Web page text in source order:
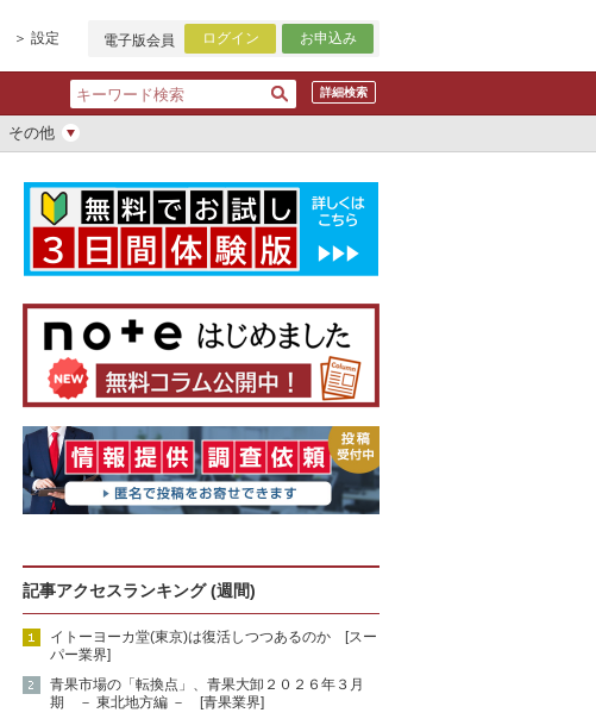
設定 電子版会員 ログイン お申込み
詳細検索
その他
記事アクセスランキング (週間)
イトーヨーカ堂(東京)は復活しつつあるのか [スー
パー業界]
青果市場の「転換点」、青果大卸２０２６年３月
期 － 東北地方編 － [青果業界]